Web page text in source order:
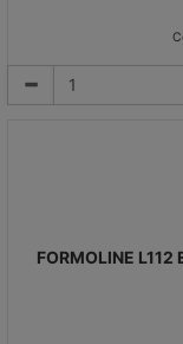
FORMOLINE